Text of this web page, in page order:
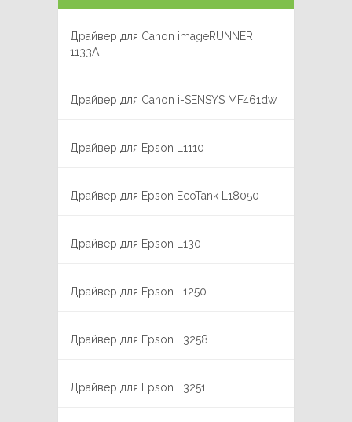
Драйвер для Canon imageRUNNER
1133A
Драйвер для Canon i-SENSYS MF461dw
Драйвер для Epson L1110
Драйвер для Epson EcoTank L18050
Драйвер для Epson L130
Драйвер для Epson L1250
Драйвер для Epson L3258
Драйвер для Epson L3251